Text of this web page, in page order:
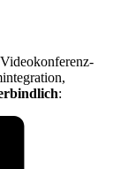
: